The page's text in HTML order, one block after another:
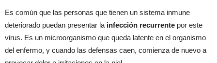
Es común que las personas que tienen un sistema inmune
deteriorado puedan presentar la infección recurrente por este
virus. Es un microorganismo que queda latente en el organismo
del enfermo, y cuando las defensas caen, comienza de nuevo a